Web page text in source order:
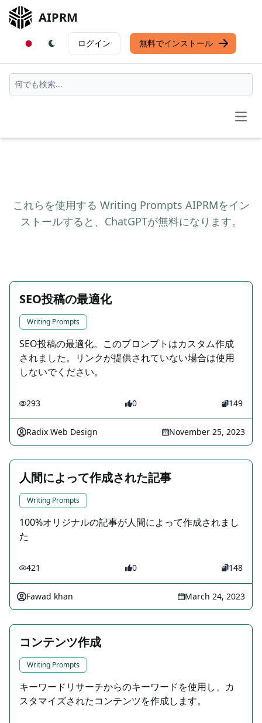
AIPRM
ログイン 無料でインストール
これらを使用する Writing Prompts AIPRMをイン
ストールすると、ChatGPTが無料になります。
SEO投稿の最適化
Writing Prompts
SEO投稿の最適化。このプロンプトはカスタム作成
されました。リンクが提供されていない場合は使用
しないでください。
293 0 149
Radix Web Design November 25, 2023
人間によって作成された記事
Writing Prompts
100%オリジナルの記事が人間によって作成されまし
た
421 0 148
Fawad khan March 24, 2023
コンテンツ作成
Writing Prompts
キーワードリサーチからのキーワードを使用し、カ
スタマイズされたコンテンツを作成します。